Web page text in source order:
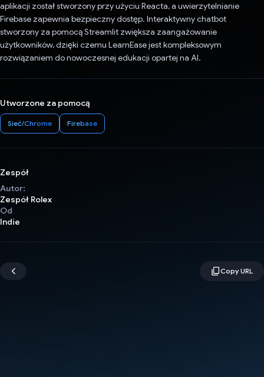
aplikacji został stworzony przy użyciu Reacta, a uwierzytelnianie
Firebase zapewnia bezpieczny dostęp. Interaktywny chatbot
stworzony za pomocą Streamlit zwiększa zaangażowanie
użytkowników, dzięki czemu LearnEase jest kompleksowym
rozwiązaniem do nowoczesnej edukacji opartej na AI.
Utworzone za pomocą
Sieć/Chrome Firebase
Zespół
Autor:
Zespół Rolex
Od
Indie